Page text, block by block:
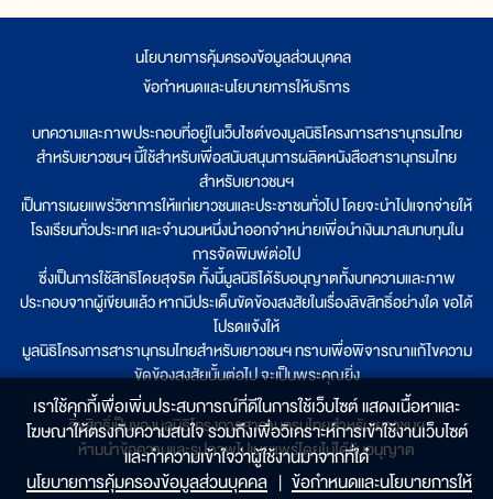
นโยบายการคุ้มครองข้อมูลส่วนบุคคล
ข้อกำหนดและนโยบายการให้บริการ
บทความและภาพประกอบที่อยู่ในเว็บไซต์ของมูลนิธิโครงการสารานุกรมไทย
สำหรับเยาวชนฯ นี้ใช้สำหรับเพื่อสนับสนุนการผลิตหนังสือสารานุกรมไทย
สำหรับเยาวชนฯ
เป็นการเผยแพร่วิชาการให้แก่เยาวชนและประชาชนทั่วไป โดยจะนำไปแจกจ่ายให้
โรงเรียนทั่วประเทศ และจำนวนหนึ่งนำออกจำหน่ายเพื่อนำเงินมาสมทบทุนใน
การจัดพิมพ์ต่อไป
ซึ่งเป็นการใช้สิทธิโดยสุจริต ทั้งนี้มูลนิธิได้รับอนุญาตทั้งบทความและภาพ
ประกอบจากผู้เขียนแล้ว หากมีประเด็นขัดข้องสงสัยในเรื่องลิขสิทธิ์อย่างใด ขอได้
โปรดแจ้งให้
มูลนิธิโครงการสารานุกรมไทยสำหรับเยาวชนฯ ทราบเพื่อพิจารณาแก้ไขความ
ขัดข้องสงสัยนั้นต่อไป จะเป็นพระคุณยิ่ง
ลิขสิทธิ์เป็นของมูลนิธิโครงการสารานุกรมไทยสำหรับเยาวชนฯ
ห้ามนำข้อความและรูปภาพไปเผยแพร่โดยไม่ได้รับอนุญาต
เราใช้คุกกี้เพื่อเพิ่มประสบการณ์ที่ดีในการใช้เว็บไซต์ แสดงเนื้อหาและ
โฆษณาให้ตรงกับความสนใจ รวมถึงเพื่อวิเคราะห์การเข้าใช้งานเว็บไซต์
และทำความเข้าใจว่าผู้ใช้งานมาจากที่ใด๋
นโยบายการคุ้มครองข้อมูลส่วนบุคคล | ข้อกำหนดและนโยบายการให้